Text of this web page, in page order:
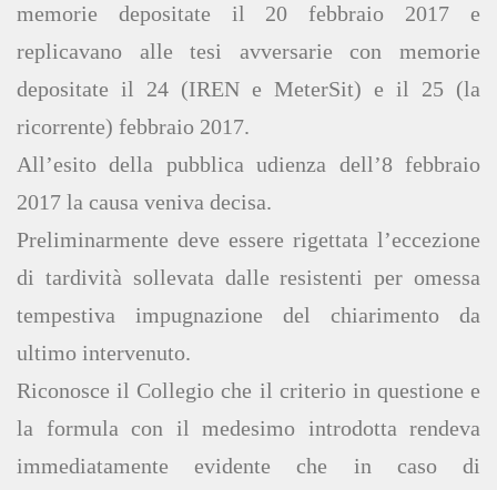
memorie depositate il 20 febbraio 2017 e
replicavano alle tesi avversarie con memorie
depositate il 24 (IREN e MeterSit) e il 25 (la
ricorrente) febbraio 2017.
All’esito della pubblica udienza dell’8 febbraio
2017 la causa veniva decisa.
Preliminarmente deve essere rigettata l’eccezione
di tardività sollevata dalle resistenti per omessa
tempestiva impugnazione del chiarimento da
ultimo intervenuto.
Riconosce il Collegio che il criterio in questione e
la formula con il medesimo introdotta rendeva
immediatamente evidente che in caso di